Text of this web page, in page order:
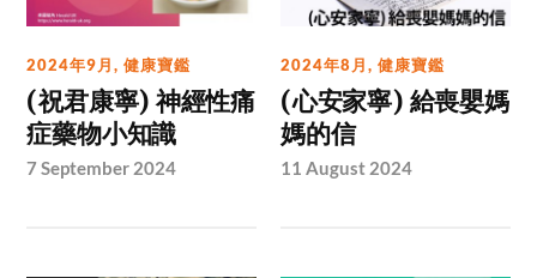
2024年9月,健康寶鑑
(祝君康寧) 神經性痛
症藥物小知識
7 September 2024
2024年8月,健康寶鑑
(心安家寧) 給喪嬰媽
媽的信
11 August 2024